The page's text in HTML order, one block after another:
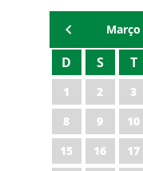
Março
D S T
1 2 3
8
9 10
15
16 17